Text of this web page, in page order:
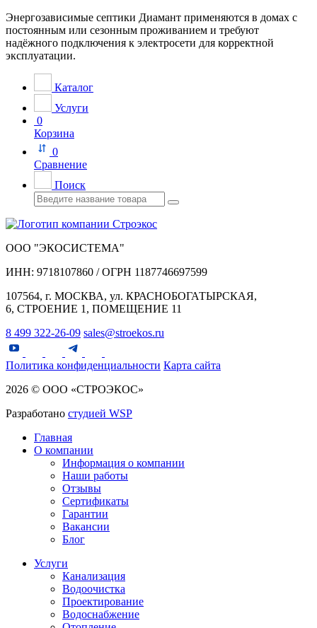
Энергозависимые септики Диамант применяются в домах с
постоянным или сезонным проживанием и требуют
надёжного подключения к электросети для корректной
эксплуатации.
Каталог
Услуги
0
Корзина
0
Сравнение
Поиск
ООО "ЭКОСИСТЕМА"
ИНН: 9718107860 / ОГРН 1187746697599
107564, г. МОСКВА, ул. КРАСНОБОГАТЫРСКАЯ,
6, СТРОЕНИЕ 1, ПОМЕЩЕНИЕ 11
8 499 322-26-09 sales@stroekos.ru
Политика конфиденциальности Карта сайта
2026 © ООО «СТРОЭКОС»
Разработано студией WSP
Главная
О компании
Информация о компании
Наши работы
Отзывы
Сертификаты
Гарантии
Вакансии
Блог
Услуги
Канализация
Водоочистка
Проектирование
Водоснабжение